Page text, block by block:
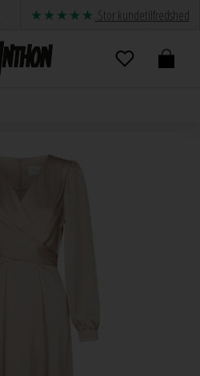
Stor kundetilfredshed